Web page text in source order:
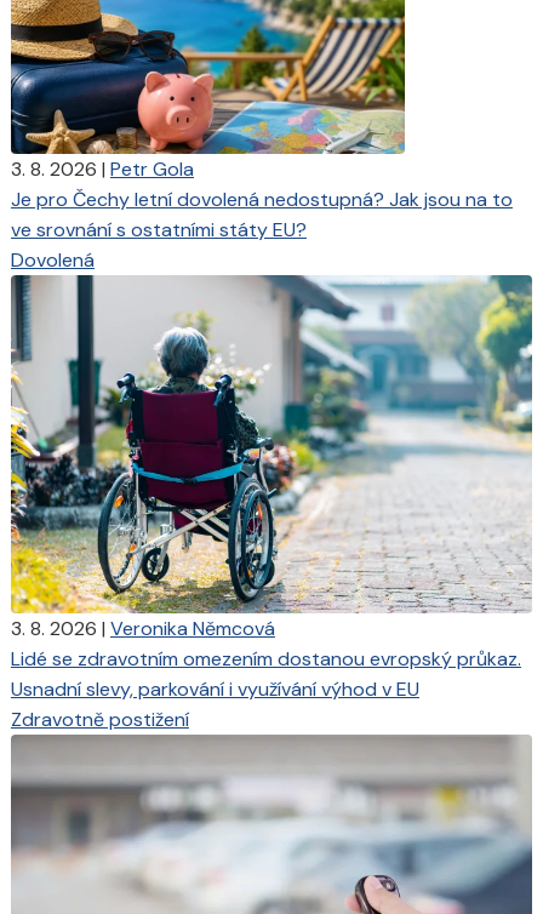
3. 8. 2026 | Petr Gola
Je pro Čechy letní dovolená nedostupná? Jak jsou na to
ve srovnání s ostatními státy EU?
Dovolená
3. 8. 2026 | Veronika Němcová
Lidé se zdravotním omezením dostanou evropský průkaz.
Usnadní slevy, parkování i využívání výhod v EU
Zdravotně postižení